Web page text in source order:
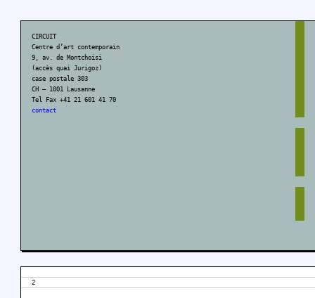
CIRCUIT
Centre d’art contemporain
9, av. de Montchoisi
(accès quai Jurigoz)
case postale 303
CH – 1001 Lausanne
Tel Fax +41 21 601 41 70
contact
2